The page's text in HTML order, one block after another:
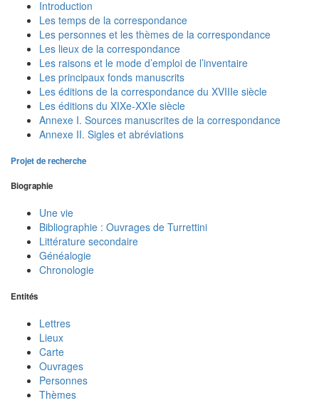
Introduction
Les temps de la correspondance
Les personnes et les thèmes de la correspondance
Les lieux de la correspondance
Les raisons et le mode d’emploi de l’inventaire
Les principaux fonds manuscrits
Les éditions de la correspondance du XVIIIe siècle
Les éditions du XIXe-XXIe siècle
Annexe I. Sources manuscrites de la correspondance
Annexe II. Sigles et abréviations
Projet de recherche
Biographie
Une vie
Bibliographie : Ouvrages de Turrettini
Littérature secondaire
Généalogie
Chronologie
Entités
Lettres
Lieux
Carte
Ouvrages
Personnes
Thèmes